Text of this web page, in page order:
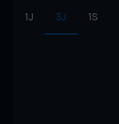
1J 3J 1S